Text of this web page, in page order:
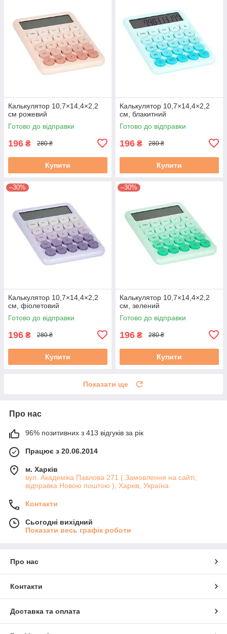
Калькулятор 10,7×14,4×2,2
см рожевий
Готово до відправки
196 ₴ 280 ₴
Купити
Калькулятор 10,7×14,4×2,2
см, блакитний
Готово до відправки
196 ₴ 280 ₴
Купити
–30%
Калькулятор 10,7×14,4×2,2
см, фіолетовий
Готово до відправки
196 ₴ 280 ₴
Купити
–30%
Калькулятор 10,7×14,4×2,2
см, зелений
Готово до відправки
196 ₴ 280 ₴
Купити
Показати ще
Про нас
96% позитивних з 413 відгуків за рік
Працює з 20.06.2014
м. Харків
вул. Академіка Павлова 271 ( Замовлення на сайті,
відправка Новою поштою ), Харків, Україна
Контакти
Сьогодні вихідний
Показати весь графік роботи
Про нас
Контакти
Доставка та оплата